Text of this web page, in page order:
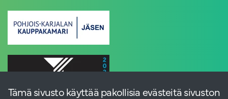
Tämä sivusto käyttää pakollisia evästeitä sivuston